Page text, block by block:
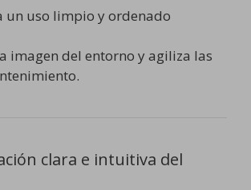
un uso limpio y ordenado
imagen del entorno y agiliza las
clara e intuitiva del